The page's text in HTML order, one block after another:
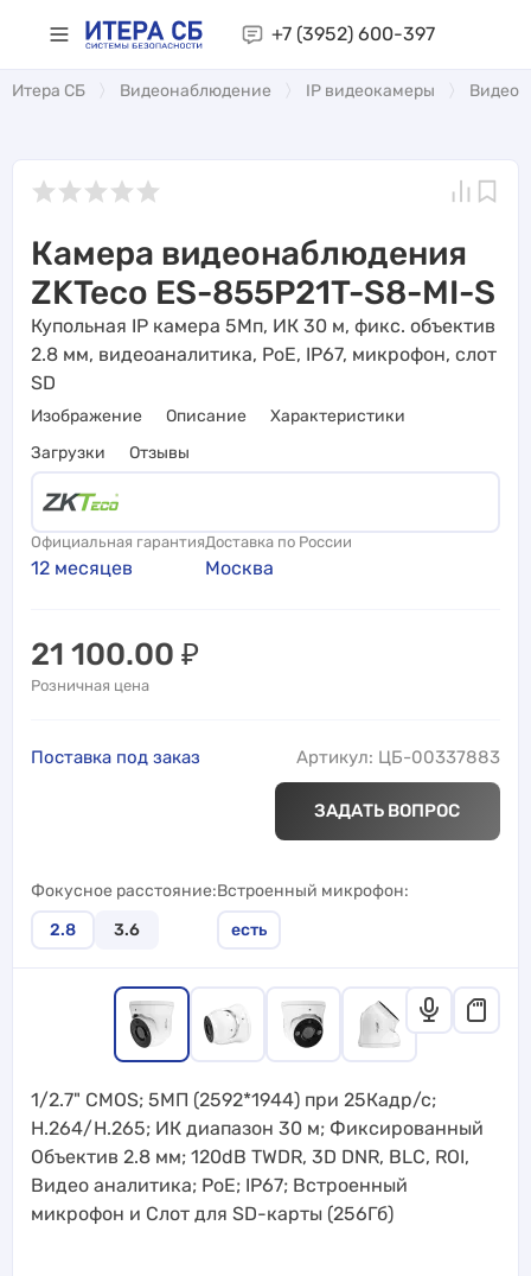
+7 (3952) 600-397
Итера СБ Видеонаблюдение IP видеокамеры
Камера видеонаблюдения
ZKTeco ES-855P21T-S8-MI-S
Купольная IP камера 5Мп, ИК 30 м, фикс. объектив
2.8 мм, видеоаналитика, PoE, IP67, микрофон, слот
SD
Изображение Описание
Характеристики
Загрузки
Отзывы
Официальная гарантия
12 месяцев
Доставка по России
Москва
21 100.00 ₽
Розничная цена
Поставка под заказ Артикул: ЦБ-00337883
ЗАДАТЬ ВОПРОС
Фокусное расстояние
2.8
3.6
Встроенный микрофон
есть
1/2.7" CMOS; 5МП (2592*1944) при 25Кадр/с;
H.264/H.265; ИК диапазон 30 м; Фиксированный
Объектив 2.8 мм; 120dB TWDR, 3D DNR, BLC, ROI,
Видео аналитика; PoE; IP67; Встроенный
микрофон и Слот для SD-карты (256Гб)